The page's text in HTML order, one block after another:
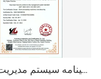
گواهینامه سیستم مدیریت کیفیت